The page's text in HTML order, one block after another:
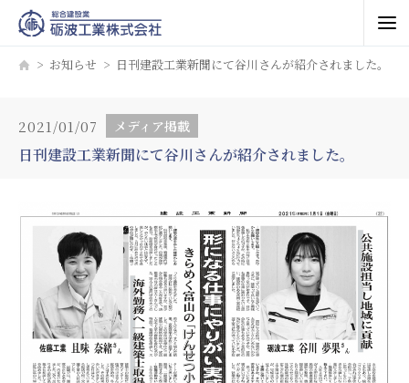
お知らせ 日刊建設工業新聞にて谷川さんが紹介されました。
2021/01/07 メディア掲載
日刊建設工業新聞にて谷川さんが紹介されました。